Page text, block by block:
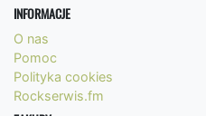
INFORMACJE
O nas
Pomoc
Polityka cookies
Rockserwis.fm